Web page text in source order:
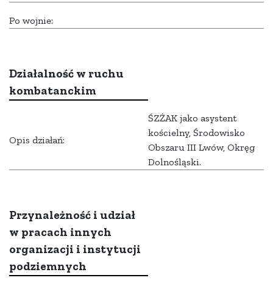
Po wojnie:
Działalność w ruchu
kombatanckim
Opis działań:
ŚZŻAK jako asystent
kościelny, Środowisko
Obszaru III Lwów, Okręg
Dolnośląski.
Przynależność i udział
w pracach innych
organizacji i instytucji
podziemnych